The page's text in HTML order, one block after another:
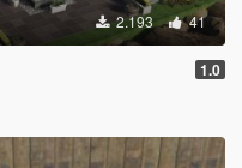
2.193 41
1.0